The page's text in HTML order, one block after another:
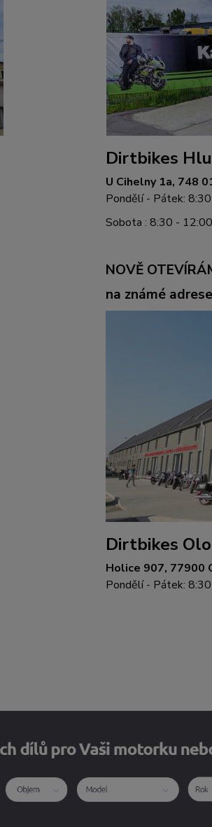
Dirtbikes
U Cihelny 1a, 748
Pondělí - Pátek:
Sobota : 8:30 - 12:00
NOVĚ
na známé
Dirtbikes
Holice 907, 77900
Pondělí - Pátek: